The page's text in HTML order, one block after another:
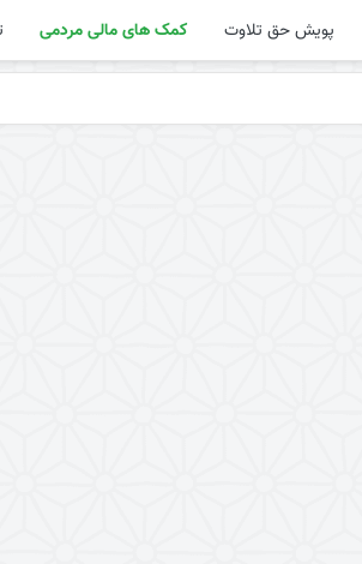
پویش حق تلاوت کمک های مالی مردمی